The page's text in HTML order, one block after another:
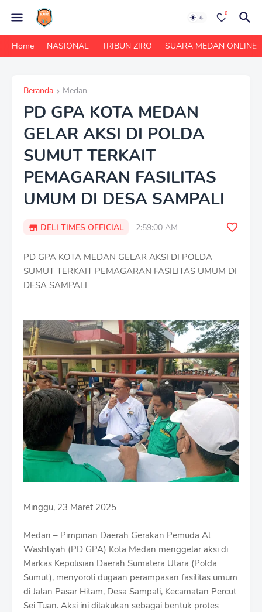
0
Home NASIONAL TRIBUN ZIRO SUARA MEDAN ONLINE
Beranda Medan
PD GPA KOTA MEDAN
GELAR AKSI DI POLDA
SUMUT TERKAIT
PEMAGARAN FASILITAS
UMUM DI DESA SAMPALI
DELI TIMES OFFICIAL 2:59:00 AM
PD GPA KOTA MEDAN GELAR AKSI DI POLDA
SUMUT TERKAIT PEMAGARAN FASILITAS UMUM DI
DESA SAMPALI
Minggu, 23 Maret 2025
Medan – Pimpinan Daerah Gerakan Pemuda Al
Washliyah (PD GPA) Kota Medan menggelar aksi di
Markas Kepolisian Daerah Sumatera Utara (Polda
Sumut), menyoroti dugaan perampasan fasilitas umum
di Jalan Pasar Hitam, Desa Sampali, Kecamatan Percut
Sei Tuan. Aksi ini dilakukan sebagai bentuk protes